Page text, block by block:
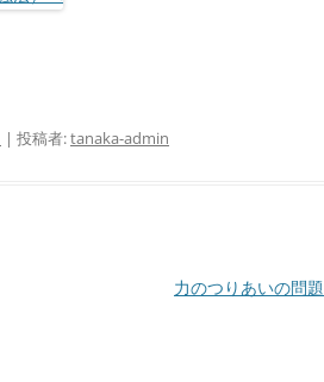
| 投稿者:tanaka-admin
力のつりあいの問題